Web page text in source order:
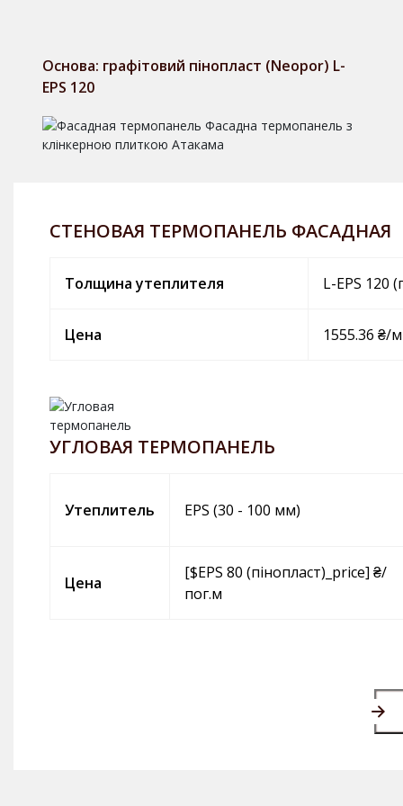
Основа: графітовий пінопласт (Neopor) L-
EPS 120
СТЕНОВАЯ ТЕРМОПАНЕЛЬ ФАСАДНАЯ
Толщина утеплителя L-EPS 120
Цена 1555.36 ₴/
УГЛОВАЯ ТЕРМОПАНЕЛЬ
Утеплитель EPS (30 - 100 мм)
Цена
[$EPS 80 (пінопласт)_price] ₴/
пог.м